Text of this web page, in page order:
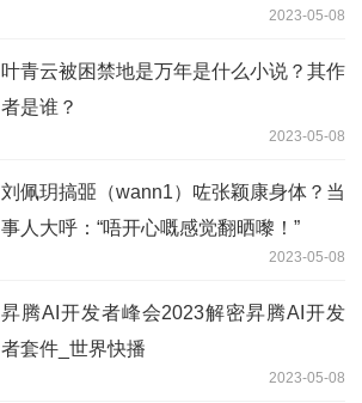
2023-05-08
叶青云被困禁地是万年是什么小说？其作
者是谁？
2023-05-08
刘佩玥搞臦（wann1）咗张颖康身体？当
事人大呼：“唔开心嘅感觉翻晒嚟！”
2023-05-08
昇腾AI开发者峰会2023解密昇腾AI开发
者套件_世界快播
2023-05-08